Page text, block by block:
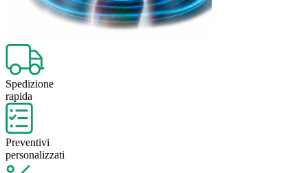
Spedizione
rapida
Preventivi
personalizzati